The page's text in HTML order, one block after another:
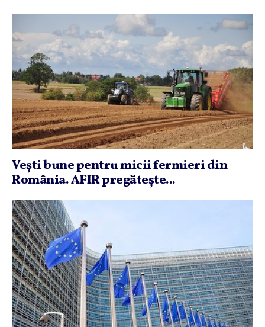
Veşti bune pentru micii fermieri din
România. AFIR pregăteşte...